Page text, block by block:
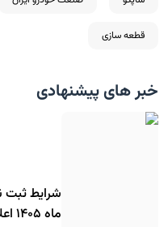
قطعه سازی
خبر های پیشنهادی
شرایط ثبت
ماه ۱۴۰۵ اعلام شد